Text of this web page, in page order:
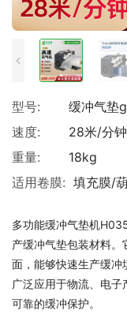
型号:
缓冲气垫
速度:
28米/分钟
重量:
18kg
适用卷膜: 填充膜/
多功能缓冲气垫机
产缓冲气垫包装材料
面，能够快速生产缓冲
广泛应用于物流、电
可靠的缓冲保护。